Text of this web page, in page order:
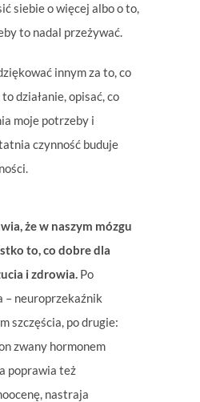
siebie o więcej albo o to,
to nadal przeżywać.
innym za to, co
działanie, opisać, co
moje potrzeby i
czynność buduje
że w naszym mózgu
to, co dobre dla
i zdrowia.Po
– neuroprzekaźnik
szczęścia, po drugie:
zwany hormonem
poprawia też
nastraja